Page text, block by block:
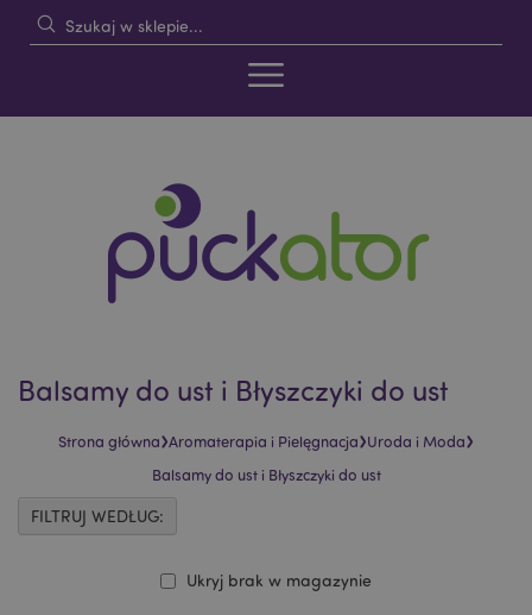
Balsamy do ust i Błyszczyki do ust
Strona główna›Aromaterapia i Pielęgnacja›Uroda i Moda›
Balsamy do ust i Błyszczyki do ust
Ukryj brak w magazynie
FILTRUJ WEDŁUG: